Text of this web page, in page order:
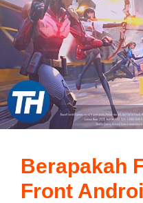
Berapakah
Front